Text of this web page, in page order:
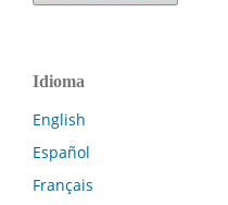
Idioma
English
Español
Français